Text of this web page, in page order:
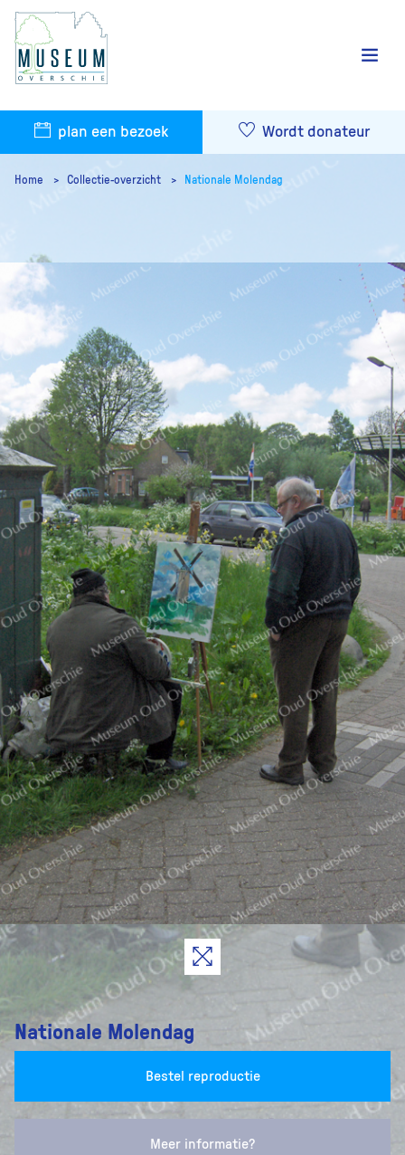
plan een bezoek Wordt donateur
Home Collectie-overzicht Nationale Molendag
Nationale Molendag
Bestel reproductie
Meer informatie?